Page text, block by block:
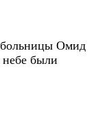
Омид
были